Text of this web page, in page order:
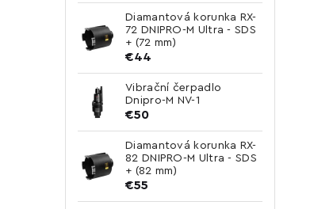
Diamantová korunka RX-
72 DNIPRO-M Ultra - SDS
+ (72 mm)
€44
Vibrační čerpadlo
Dnipro-M NV-1
€50
Diamantová korunka RX-
82 DNIPRO-M Ultra - SDS
+ (82 mm)
€55